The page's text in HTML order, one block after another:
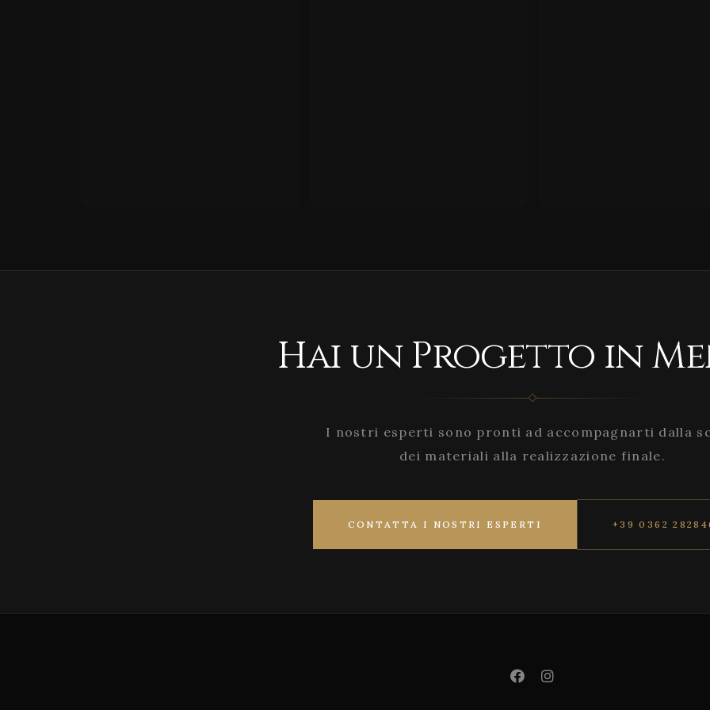
Hai un Progetto in
I nostri esperti sono pronti ad accompagnarti dalla
dei materiali alla realizzazione finale.
CONTATTA I NOSTRI ESPERTI +39 0362